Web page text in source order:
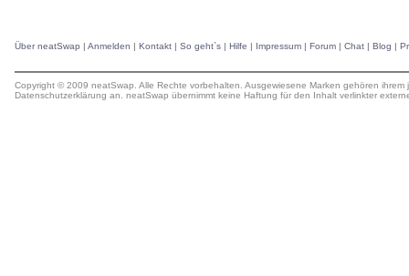
Über neatSwap | Anmelden | Kontakt | So geht`s | Hilfe | Impressum | Forum | Chat | Blog |
Copyright © 2009 neatSwap. Alle Rechte vorbehalten. Ausgewiesene Marken gehören
Datenschutzerklärung an. neatSwap übernimmt keine Haftung für den Inhalt verlinkter